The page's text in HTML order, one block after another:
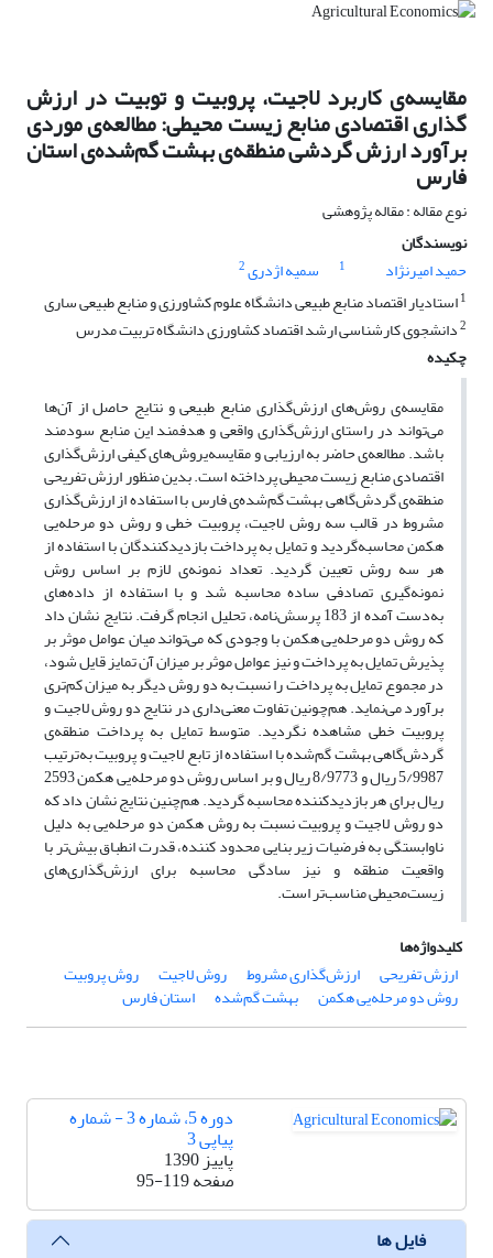
مقایسه‌ی‌ کاربرد لاجیت، پروبیت و توبیت در ارزش
گذاری اقتصادی منابع زیست محیطی: مطالعه‌ی موردی
برآورد ارزش گردشی منطقه‌ی بهشت گم‌شده‌ی استان
فارس
نوع مقاله : مقاله پژوهشی
نویسندگان
حمید امیرنژاد
1 سمیه اژدری2
1استادیار اقتصاد منابع طبیعی دانشگاه علوم کشاورزی و منابع طبیعی ساری
2دانشجوی کارشناسی ارشد اقتصاد کشاورزی دانشگاه تربیت مدرس
چکیده
مقایسه‌ی روش‌های ارزش‌گذاری منابع طبیعی و نتایج حاصل از آن‌ها
می‌تواند در راستای ارزش‌گذاری واقعی و هدفمند این منابع سودمند
باشد. مطالعه‌ی حاضر به ارزیابی و مقایسه‌یروش‌های کیفی ارزش‌گذاری
اقتصادی منابع زیست محیطی پرداخته ‌است. بدین منظور ارزش تفریحی
منطقه‌ی گردش‌گاهی بهشت گم‌شده‌ی فارس با استفاده از ارزش‌گذاری
مشروط در قالب سه روش لاجیت، پروبیت خطی و روش دو مرحله‌یی
هکمن محاسبه‌گردید و تمایل به پرداخت بازدیدکنندگان با استفاده از
هر سه روش تعیین گردید. تعداد نمونه‌ی لازم بر اساس روش
نمونه‌گیری تصادفی ساده محاسبه شد و با استفاده از داده‌های
به‌دست آمده از 183 پرسش‌نامه، تحلیل انجام گرفت. نتایج نشان داد
که روش دو مرحله‌یی هکمن با وجودی که می‌تواند میان عوامل موثر بر
پذیرش تمایل به پرداخت و نیز عوامل موثر بر میزان آن تمایز قایل شود،
در مجموع تمایل به پرداخت را نسبت به دو روش دیگر به میزان کم‌تری
برآورد می‌نماید. هم‌چونین تفاوت معنی‌داری در نتایج دو روش لاجیت و
پروبیت خطی مشاهده نگردید. متوسط تمایل به پرداخت منطقه‌ی
گردش‌گاهی بهشت گم‌شده با استفاده از تابع لاجیت و پروبیت به‌ترتیب
5/9987 ریال و 8/9773 ریال و بر اساس روش دو مرحله‌یی هکمن 2593
ریال برای هر بازدید‌کننده محاسبه گردید. هم‌چنین نتایج نشان داد که
دو روش لاجیت و پروبیت نسبت به روش هکمن دو مرحله‌یی به دلیل
ناوابستگی به فرضیات زیر بنایی محدود کننده، قدرت انطباق بیش‌تر با
واقعیت منطقه و نیز سادگی محاسبه برای ارزش‌گذاری‌های
زیست‌محیطی مناسب‌تر است.
کلیدواژه‌ها
ارزش تفریحی
ارزش‌گذاری مشروط روش لاجیت روش پروبیت
روش دو مرحله‌یی هکمن بهشت گم‌شده استان فارس
دوره 5، شماره 3 - شماره
پیاپی 3
پاییز 1390
صفحه95-119
فایل ها